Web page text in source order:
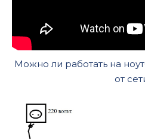
Можно ли работать на
от